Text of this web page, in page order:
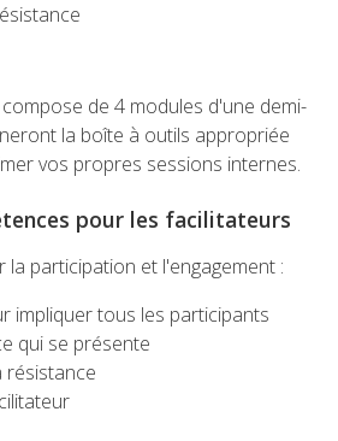
de 4 modules d'une demi-
la boîte à outils appropriée
vos propres sessions internes.
pour les facilitateurs
la participation et l'engagement :
impliquer tous les participants
qui se présente
résistance